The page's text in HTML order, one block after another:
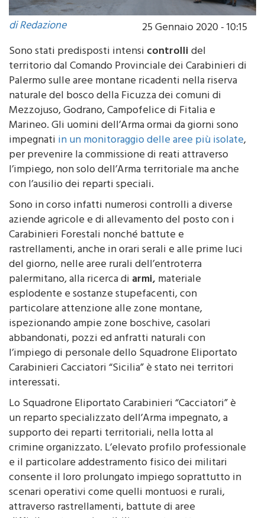
di Redazione
25 Gennaio 2020 - 10:15
Sono stati predisposti intensicontrollidel
territorio dal Comando Provinciale dei Carabinieri di
Palermo sulle aree montane ricadenti nella riserva
naturale del bosco della Ficuzza dei comuni di
Mezzojuso, Godrano, Campofelice di Fitalia e
Marineo. Gli uomini dell’Arma ormai da giorni sono
impegnatiin un monitoraggio delle aree più isolate
per prevenire la commissione di reati attraverso
l’impiego, non solo dell’Arma territoriale ma anche
con l’ausilio dei reparti speciali.
Sono in corso infatti numerosi controlli a diverse
aziende agricole e di allevamento del posto con i
Carabinieri Forestali nonché battute e
rastrellamenti, anche in orari serali e alle prime luci
del giorno, nelle aree rurali dell’entroterra
palermitano, alla ricerca diarmi,materiale
esplodente e sostanze stupefacenti, con
particolare attenzione alle zone montane,
ispezionando ampie zone boschive, casolari
abbandonati, pozzi ed anfratti naturali con
l’impiego di personale dello Squadrone Eliportato
Carabinieri Cacciatori “Sicilia” è stato nei territori
interessati.
Lo Squadrone Eliportato Carabinieri “Cacciatori” è
un reparto specializzato dell’Arma impegnato, a
supporto dei reparti territoriali, nella lotta al
crimine organizzato. L’elevato profilo professionale
e il particolare addestramento fisico dei militari
consente il loro prolungato impiego soprattutto in
scenari operativi come quelli montuosi e rurali,
attraverso rastrellamenti, battute di aree
difficilmente raggiungibili con autovetture.